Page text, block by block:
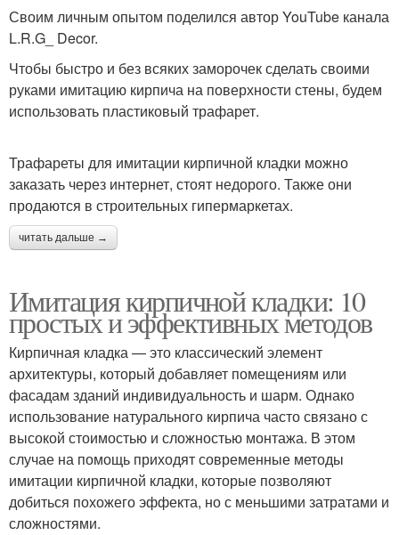
Своим личным опытом поделился автор YouTube канала
L.R.G_ Decor.
Чтобы быстро и без всяких заморочек сделать своими
руками имитацию кирпича на поверхности стены, будем
использовать пластиковый трафарет.
Трафареты для имитации кирпичной кладки можно
заказать через интернет, стоят недорого. Также они
продаются в строительных гипермаркетах.
читать дальше →
Имитация кирпичной кладки: 10
простых и эффективных методов
Кирпичная кладка — это классический элемент
архитектуры, который добавляет помещениям или
фасадам зданий индивидуальность и шарм. Однако
использование натурального кирпича часто связано с
высокой стоимостью и сложностью монтажа. В этом
случае на помощь приходят современные методы
имитации кирпичной кладки, которые позволяют
добиться похожего эффекта, но с меньшими затратами и
сложностями.